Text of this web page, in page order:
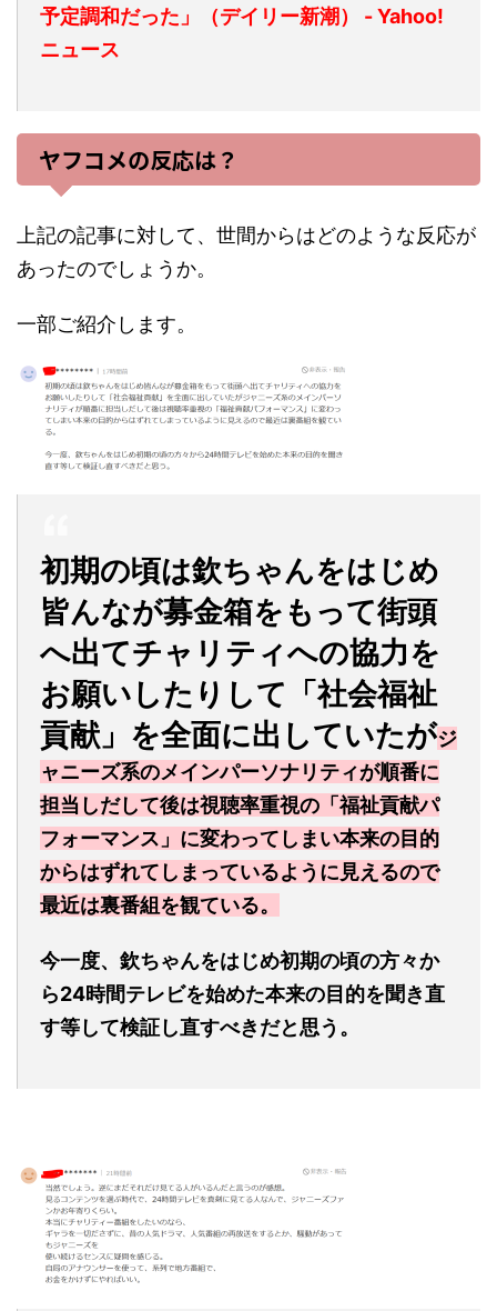
予定調和だった」（デイリー新潮） - Yahoo!
ニュース
ヤフコメの反応は？
上記の記事に対して、世間からはどのような反応が
あったのでしょうか。
一部ご紹介します。
初期の頃は欽ちゃんをはじめ
皆んなが募金箱をもって街頭
へ出てチャリティへの協力を
お願いしたりして「社会福祉
貢献」を全面に出していたがジ
ャニーズ系のメインパーソナリティが順番に
担当しだして後は視聴率重視の「福祉貢献パ
フォーマンス」に変わってしまい本来の目的
からはずれてしまっているように見えるので
最近は裏番組を観ている。
今一度、欽ちゃんをはじめ初期の頃の方々か
ら24時間テレビを始めた本来の目的を聞き直
す等して検証し直すべきだと思う。